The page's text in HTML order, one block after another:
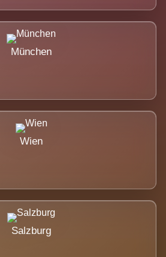
München
Wien
Salzburg